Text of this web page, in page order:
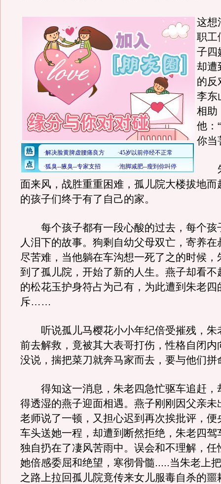
这想
职工
子四
却遭
的反
李东
相助
他：
你当
朱
面来风，战胜重重困难，孤儿院大楼拔地而
的孩子们终于有了自己的家。
每个孩子都有一段心酸的过去，每个孩
人泪下的故事。狗剩自幼父母双亡，寄养在
尽苦难，当他躺在车沟想一死了之的时候，
到了孤儿院，开始了新的人生。燕子却看不
的松花玉护身符占为己有，为此遭到朱老四
斥……
听说孤儿马樱花小小年纪倍受摧残，朱
前去解救，竟被其大表哥打伤，性格自闭内
没说，揣把菜刀就奔马家而去，要与他们拼
得知这一消息，朱老四急忙驱车追赶，
得透湿的燕子迎面相遇。燕子刚刚因父亲未
老师说了一顿，又担心迟到再次挨批评，便
车头送她一程，却遭到断然拒绝，朱老四驾
独自扔在了凄风苦雨中。误会和不理解，任
她倍感委屈和绝望，寒彻骨髓.....当朱老上
之路上拉回孤儿院竟传来女儿服毒自杀的噩